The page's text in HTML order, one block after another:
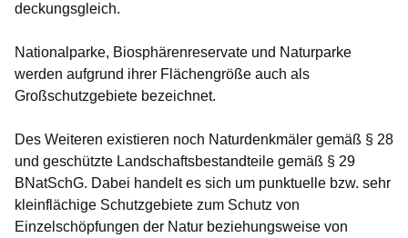
deckungsgleich.
Nationalparke, Biosphärenreservate und Naturparke
werden aufgrund ihrer Flächengröße auch als
Großschutzgebiete bezeichnet.
Des Weiteren existieren noch Naturdenkmäler gemäß § 28
und geschützte Landschaftsbestandteile gemäß § 29
BNatSchG. Dabei handelt es sich um punktuelle bzw. sehr
kleinflächige Schutzgebiete zum Schutz von
Einzelschöpfungen der Natur beziehungsweise von